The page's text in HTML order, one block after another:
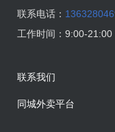
联系电话：
工作时间： 9:00-21:00
联系我们
同城外卖平台